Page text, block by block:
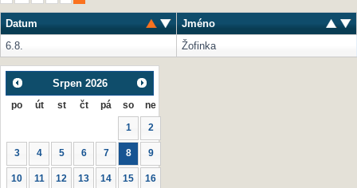
Datum
Jméno
6.8.
Žofinka
Srpen 2026
po út st čt pá so ne
1 2
3 4 5 6 7 8 9
10 11 12 13 14 15 16